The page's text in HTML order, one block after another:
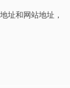
址和网站地址，